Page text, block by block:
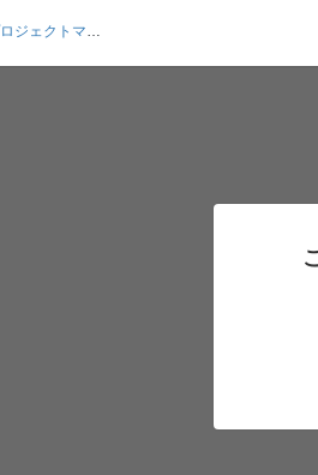
マネジメント編01: プロジェクトマネジメントを知ろう